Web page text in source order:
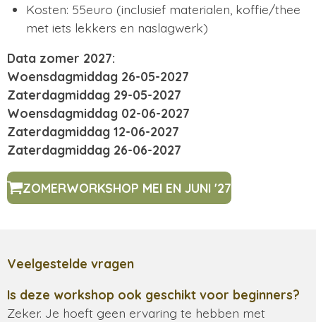
Kosten: 55euro (inclusief materialen, koffie/thee
met iets lekkers en naslagwerk)
Data zomer 2027:
Woensdagmiddag 26-05-2027
Zaterdagmiddag 29-05-2027
Woensdagmiddag 02-06-2027
Zaterdagmiddag 12-06-2027
Zaterdagmiddag 26-06-2027
ZOMERWORKSHOP MEI EN JUNI '27
Veelgestelde vragen
Is deze workshop ook geschikt voor beginners?
Zeker. Je hoeft geen ervaring te hebben met